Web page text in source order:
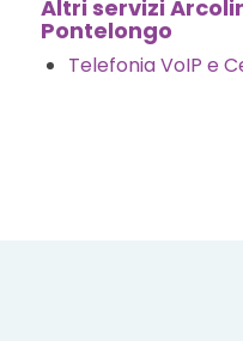
Altri servizi
Pontelongo
Telefonia VoIP e